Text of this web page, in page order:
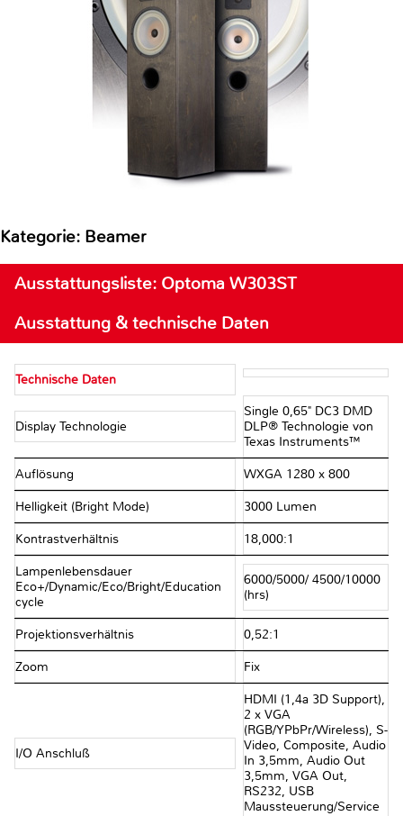
Kategorie: Beamer
Ausstattungsliste: Optoma W303ST
Ausstattung & technische Daten
Technische Daten
Display Technologie
Single 0,65" DC3 DMD
DLP® Technologie von
Texas Instruments™
Auflösung WXGA 1280 x 800
Helligkeit (Bright Mode) 3000 Lumen
Kontrastverhältnis 18,000:1
Lampenlebensdauer
Eco+/Dynamic/Eco/Bright/Education
cycle
6000/5000/ 4500/10000
(hrs)
Projektionsverhältnis 0,52:1
Zoom Fix
I/O Anschluß
HDMI (1,4a 3D Support),
2 x VGA
(RGB/YPbPr/Wireless), S-
Video, Composite, Audio
In 3,5mm, Audio Out
3,5mm, VGA Out,
RS232, USB
Maussteuerung/Service